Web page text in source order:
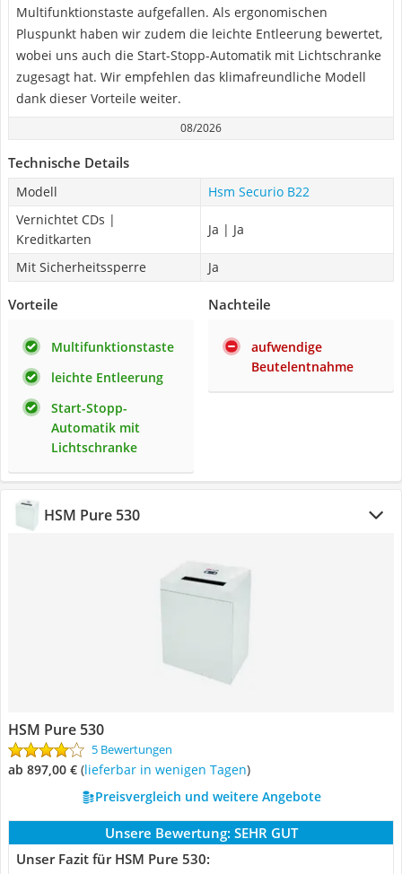
Multifunktionstaste aufgefallen. Als ergonomischen
Pluspunkt haben wir zudem die leichte Entleerung bewertet,
wobei uns auch die Start-Stopp-Automatik mit Lichtschranke
zugesagt hat. Wir empfehlen das klimafreundliche Modell
dank dieser Vorteile weiter.
08/2026
Technische Details
Modell
Hsm Securio B22
Vernichtet CDs |
Kreditkarten
Ja | Ja
Mit Sicherheitssperre Ja
Vorteile
Multifunktionstaste
leichte Entleerung
Start-Stopp-
Automatik mit
Lichtschranke
Nachteile
aufwendige
Beutelentnahme
HSM Pure 530
HSM Pure 530
5 Bewertungen
ab 897,00 € ( Lieferbar in wenigen Tagen)
Preisvergleich und weitere Angebote
Unsere Bewertung: SEHR GUT
Unser Fazit für HSM Pure 530: